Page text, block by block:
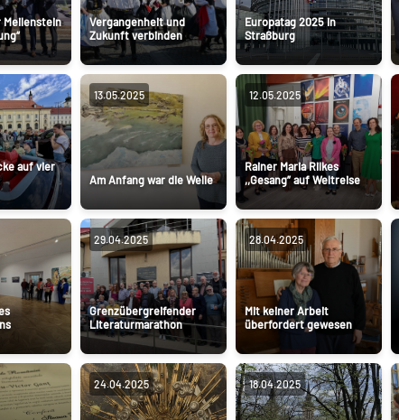
Meilenstein
Vergangenheit und
Zukunft verbinden
Europatag 2025 in
Straßburg
auf vier
13.05.2025
Am Anfang war die Welle
12.05.2025
Rainer Maria Rilkes
,,Gesang” auf Weltreise
29.04.2025
Grenzübergreifender
Literaturmarathon
28.04.2025
Mit keiner Arbeit
überfordert gewesen
24.04.2025 18.04.2025